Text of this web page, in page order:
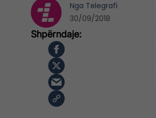
Nga Telegrafi
30/09/2018